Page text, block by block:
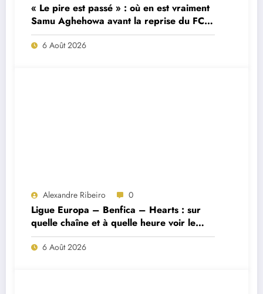
« Le pire est passé » : où en est vraiment
Samu Aghehowa avant la reprise du FC
Porto ?
6 Août 2026
Alexandre Ribeiro 0
Ligue Europa – Benfica – Hearts : sur
quelle chaîne et à quelle heure voir le
match ?
6 Août 2026